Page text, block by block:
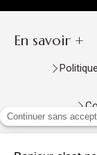
En savoir +